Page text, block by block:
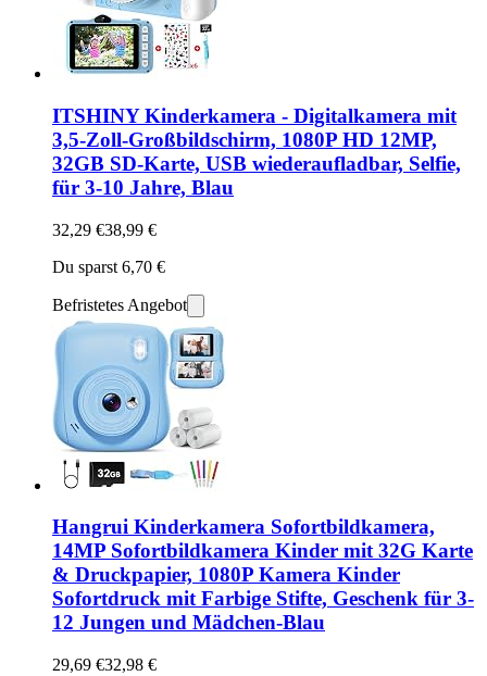
ITSHINY Kinderkamera - Digitalkamera mit
3,5-Zoll-Großbildschirm, 1080P HD 12MP,
32GB SD-Karte, USB wiederaufladbar, Selfie,
für 3-10 Jahre, Blau
32,29 €38,99 €
Du sparst 6,70 €
Befristetes Angebot
Hangrui Kinderkamera Sofortbildkamera,
14MP Sofortbildkamera Kinder mit 32G Karte
& Druckpapier, 1080P Kamera Kinder
Sofortdruck mit Farbige Stifte, Geschenk für 3-
12 Jungen und Mädchen-Blau
29,69 €32,98 €